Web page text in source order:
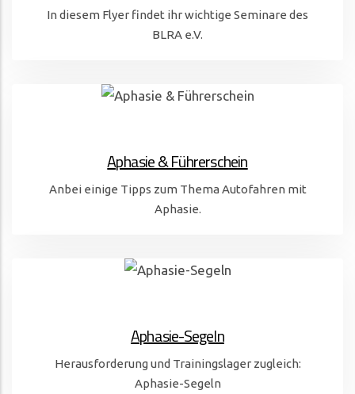
In diesem Flyer findet ihr wichtige Seminare des
BLRA e.V.
Aphasie & Führerschein
Anbei einige Tipps zum Thema Autofahren mit
Aphasie.
Aphasie-Segeln
Herausforderung und Trainingslager zugleich:
Aphasie-Segeln